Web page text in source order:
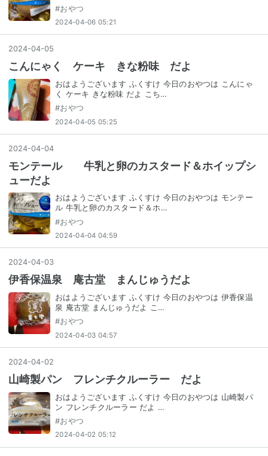
#おやつ
2024-04-06 05:21
2024-04-05
こんにゃく ケーキ きな粉味 だよ
おはようございます ふくすけ 今日のおやつは こんにゃ
く ケーキ きな粉味 だよ こち…
#おやつ
2024-04-05 05:25
2024-04-04
モンテール 牛乳と卵のカスタード＆ホイップシ
ューだよ
おはようございます ふくすけ 今日のおやつは モンテー
ル 牛乳と卵のカスタード＆ホ…
#おやつ
2024-04-04 04:59
2024-04-03
伊香保温泉 庵古堂 まんじゅうだよ
おはようございます ふくすけ 今日のおやつは 伊香保温
泉 庵古堂 まんじゅうだよ こ…
#おやつ
2024-04-03 04:57
2024-04-02
山崎製パン フレンチクルーラー だよ
おはようございます ふくすけ 今日のおやつは 山崎製パ
ン フレンチクルーラー だよ …
#おやつ
2024-04-02 05:12